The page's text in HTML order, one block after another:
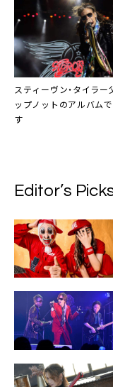
スティーヴン・タイラー
ップノットのアルバム
す
Editor’s